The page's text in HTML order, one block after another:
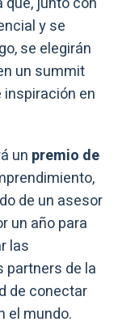
y se
se elegirán
un summit
en
un premio de
de un asesor
un año para
las
partners de la
de conectar
el mundo.